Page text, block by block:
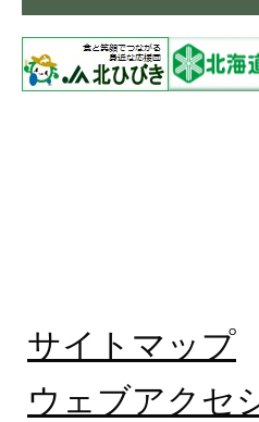
サイトマップ
ウェブアクセ